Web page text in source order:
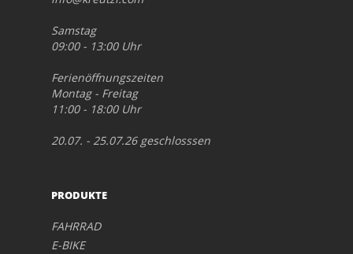
Samstag
09:00 - 13:00 Uhr
Ferienöffnungszeiten
Montag - Freitag
11:00 - 18:00 Uhr
20.07. - 25.07.26 geschlosssen
PRODUKTE
FAHRRAD
E-BIKE